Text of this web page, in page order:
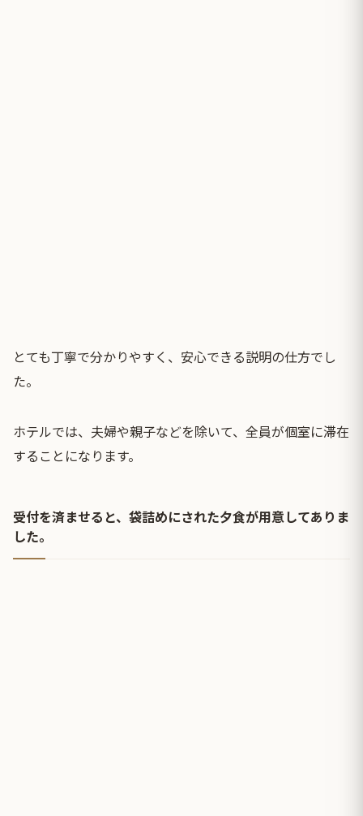
とても丁寧で分かりやすく、安心できる説明の仕方でし
た。
ホテルでは、夫婦や親子などを除いて、全員が個室に滞在
することになります。
受付を済ませると、袋詰めにされた夕食が用意してありま
した。